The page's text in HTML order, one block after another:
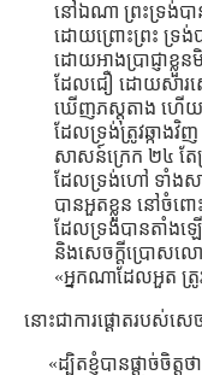
នៅឯណា ព្រះទ្រង់បា
ដោយព្រោះព្រះ ទ្រង់
ដោយអាងប្រាជ្ញាខ្
ដែលជឿ ដោយសារស
ឃើញភស្តុតាង ហើយស
ដែលទ្រង់ត្រូវឆ្កាង
សាសន៍ក្រេក ២៤ តែព្
ដែលទ្រង់ហៅ ទាំង
បានអួតខ្លួន នៅចំពោ
ដែលទ្រង់បានតាំងឡ
និងសេចក្តីប្រោសលោ
«អ្នកណាដែលអួត ត្
នោះជាការផ្ដោតរបស់ស
«ដ្បិតខ្ញុំបានផ្តាច់ចិត្